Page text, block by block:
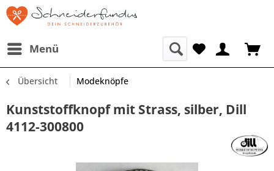
Menü
Übersicht Modeknöpfe
Kunststoffknopf mit Strass, silber, Dill
4112-300800